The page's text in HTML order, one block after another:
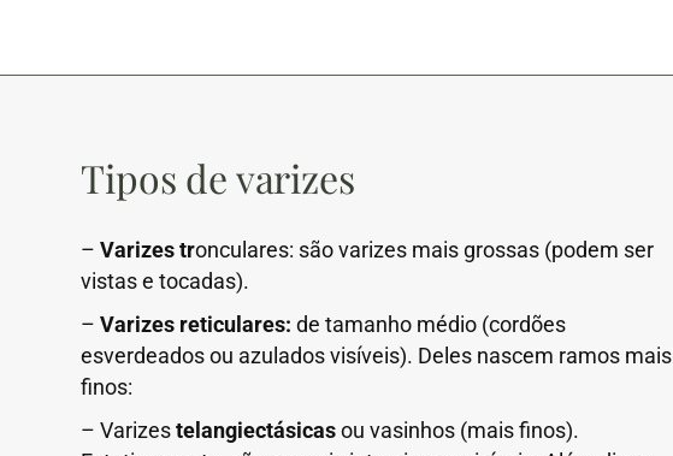
Tipos de varizes
–Varizes tronculares: são varizes mais grossas (podem ser
vistas e tocadas).
–Varizes reticulares: de tamanho médio (cordões
esverdeados ou azulados visíveis). Deles nascem ramos mais
finos:
– Varizestelangiectásicasou vasinhos (mais finos).